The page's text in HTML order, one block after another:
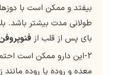
بیفتد و ممکن است با
طولانی مدت بیشتر باشد.
بای پس از قلب از
2-این دارو ممکن است
معده و روده یا روده مانند